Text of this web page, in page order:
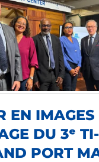
EN
DU 3ᵉ
PORT